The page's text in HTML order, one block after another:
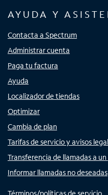
AYUDA Y
Contacta a Spectrum
Administrar cuenta
Paga tu factura
Ayuda
Localizador de tiendas
Optimizar
Cambia de plan
Tarifas de servicio y avisos
Transferencia de llamadas a
Informar llamadas no deseadas